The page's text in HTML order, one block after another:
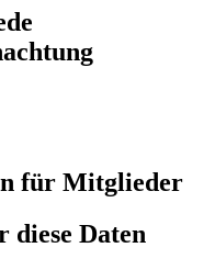
für Mitglieder
diese Daten